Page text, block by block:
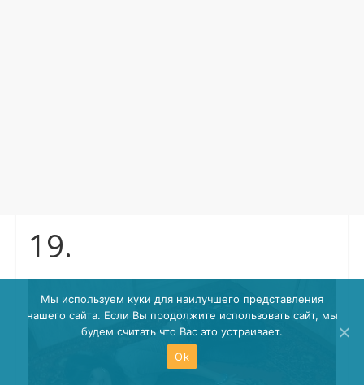
19.
Мы используем куки для наилучшего представления
нашего сайта. Если Вы продолжите использовать сайт, мы
будем считать что Вас это устраивает.
Ok